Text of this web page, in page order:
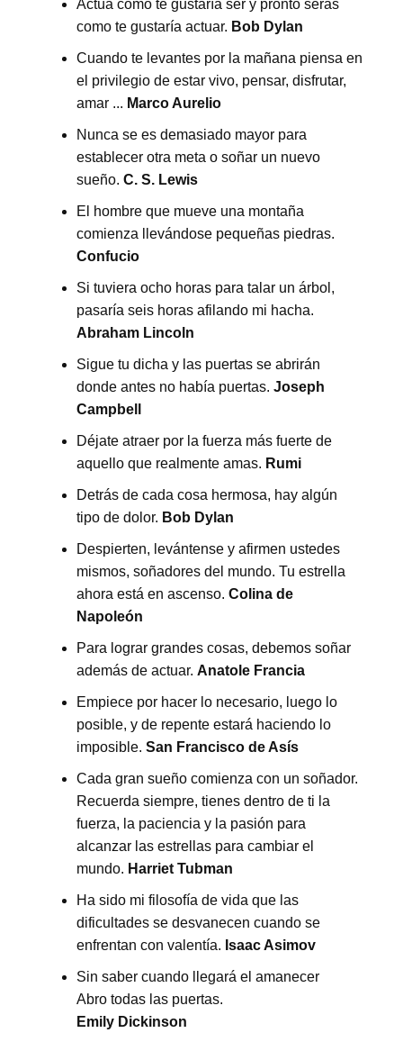
Actúa como te gustaría ser y pronto serás
como te gustaría actuar. Bob Dylan
Cuando te levantes por la mañana piensa en
el privilegio de estar vivo, pensar, disfrutar,
amar ... Marco Aurelio
Nunca se es demasiado mayor para
establecer otra meta o soñar un nuevo
sueño. C. S. Lewis
El hombre que mueve una montaña
comienza llevándose pequeñas piedras.
Confucio
Si tuviera ocho horas para talar un árbol,
pasaría seis horas afilando mi hacha.
Abraham Lincoln
Sigue tu dicha y las puertas se abrirán
donde antes no había puertas. Joseph
Campbell
Déjate atraer por la fuerza más fuerte de
aquello que realmente amas. Rumi
Detrás de cada cosa hermosa, hay algún
tipo de dolor. Bob Dylan
Despierten, levántense y afirmen ustedes
mismos, soñadores del mundo. Tu estrella
ahora está en ascenso. Colina de
Napoleón
Para lograr grandes cosas, debemos soñar
además de actuar. Anatole Francia
Empiece por hacer lo necesario, luego lo
posible, y de repente estará haciendo lo
imposible. San Francisco de Asís
Cada gran sueño comienza con un soñador.
Recuerda siempre, tienes dentro de ti la
fuerza, la paciencia y la pasión para
alcanzar las estrellas para cambiar el
mundo. Harriet Tubman
Ha sido mi filosofía de vida que las
dificultades se desvanecen cuando se
enfrentan con valentía. Isaac Asimov
Sin saber cuando llegará el amanecer
Abro todas las puertas.
Emily Dickinson